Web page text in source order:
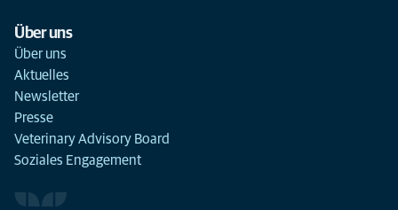
Über uns
Über uns
Aktuelles
Newsletter
Presse
Veterinary Advisory Board
Soziales Engagement